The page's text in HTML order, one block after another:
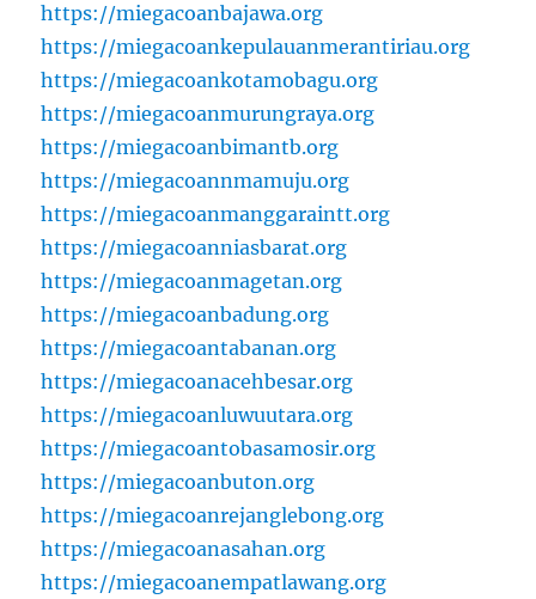
https://miegacoanbajawa.org
https://miegacoankepulauanmerantiriau.org
https://miegacoankotamobagu.org
https://miegacoanmurungraya.org
https://miegacoanbimantb.org
https://miegacoannmamuju.org
https://miegacoanmanggaraintt.org
https://miegacoanniasbarat.org
https://miegacoanmagetan.org
https://miegacoanbadung.org
https://miegacoantabanan.org
https://miegacoanacehbesar.org
https://miegacoanluwuutara.org
https://miegacoantobasamosir.org
https://miegacoanbuton.org
https://miegacoanrejanglebong.org
https://miegacoanasahan.org
https://miegacoanempatlawang.org